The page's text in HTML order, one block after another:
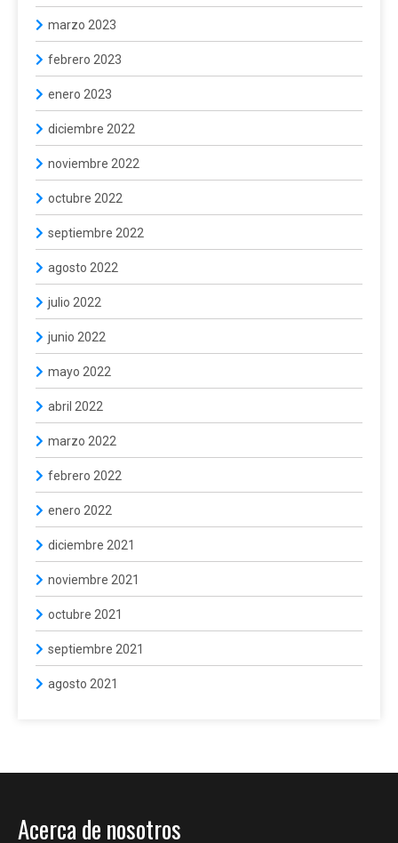
marzo 2023
febrero 2023
enero 2023
diciembre 2022
noviembre 2022
octubre 2022
septiembre 2022
agosto 2022
julio 2022
junio 2022
mayo 2022
abril 2022
marzo 2022
febrero 2022
enero 2022
diciembre 2021
noviembre 2021
octubre 2021
septiembre 2021
agosto 2021
Acerca de nosotros